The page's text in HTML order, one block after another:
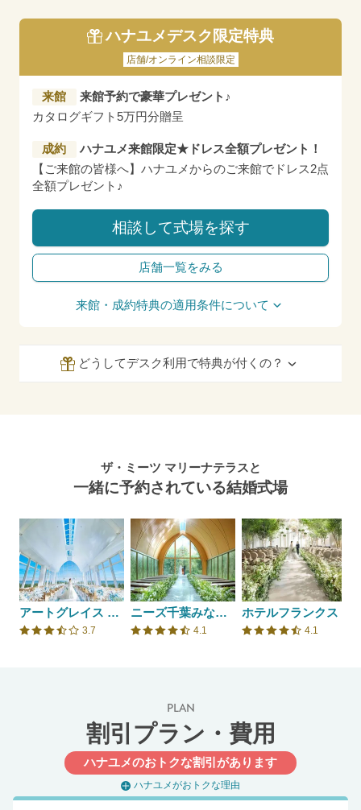
ハナユメデスク限定特典
店舗/オンライン相談限定
来館
来館予約で豪華プレゼント♪
カタログギフト5万円分贈呈
成約
ハナユメ来館限定★ドレス全額プレゼント！
【ご来館の皆様へ】ハナユメからのご来館でドレス2点
全額プレゼント♪
相談して式場を探す
店舗一覧をみる
来館・成約特典の適用条件について
どうしてデスク利用で特典が付くの？
ザ・ミーツ マリーナテラスと
一緒に予約されている結婚式場
アートグレイス ウエディングコースト 東京ベイ
口コミ評価
3.7
ニーズ千葉みなと by T&G WEDDING(旧 ベイサイドパーク迎賓館 千葉みなと)
口コミ評価
4.1
ホテルフランクス
口コミ評価
4.1
PLAN
割引プラン・費用
ハナユメのおトクな割引があります
ハナユメがおトクな理由